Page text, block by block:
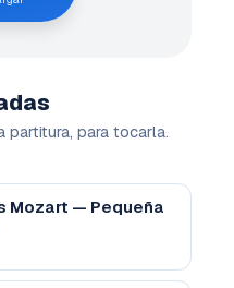
partitura, para tocarla.
Mozart — Pequeña